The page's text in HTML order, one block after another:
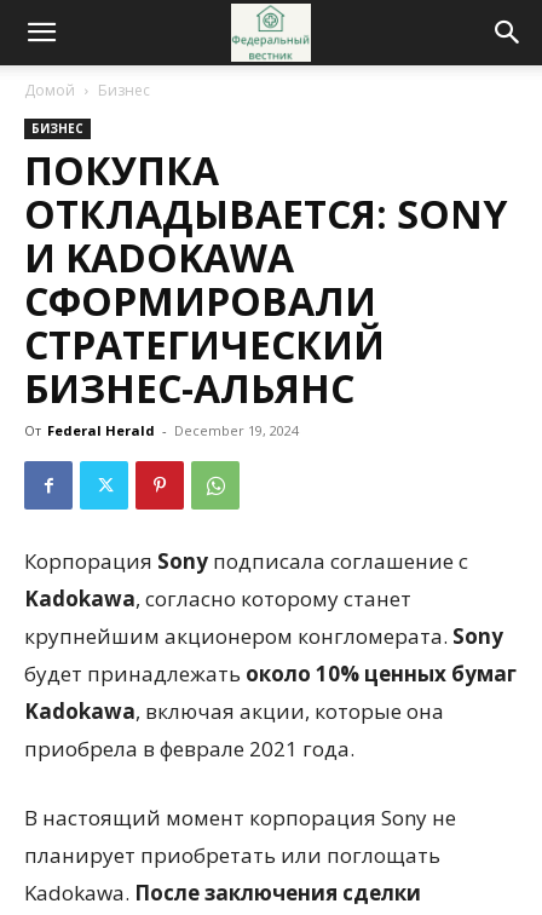
Домой Бизнес
БИЗНЕС
ПОКУПКА
ОТКЛАДЫВАЕТСЯ: SONY
И KADOKAWA
СФОРМИРОВАЛИ
СТРАТЕГИЧЕСКИЙ
БИЗНЕС-АЛЬЯНС
От Federal Herald - December 19, 2024
Корпорация Sony подписала соглашение с
Kadokawa, согласно которому станет
крупнейшим акционером конгломерата. Sony
будет принадлежать около 10% ценных бумаг
Kadokawa, включая акции, которые она
приобрела в феврале 2021 года.
В настоящий момент корпорация Sony не
планирует приобретать или поглощать
Kadokawa. После заключения сделки